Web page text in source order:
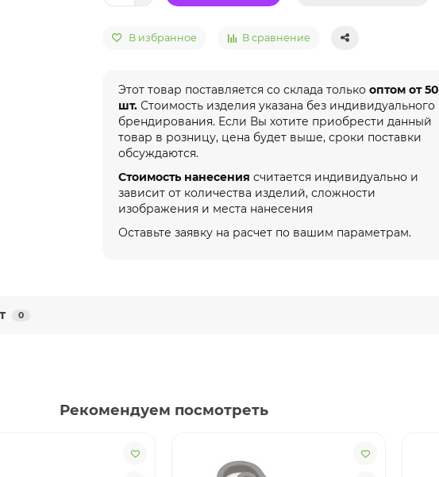
В избранное В сравнение
Этот товар поставляется со склада толькооптом от 50
шт. Стоимость изделия указана без индивидуального
брендирования. Если Вы хотите приобрести данный
товар в розницу, цена будет выше, сроки поставки
обсуждаются.
Стоимость нанесения считается индивидуально и
зависит от количества изделий, сложности
изображения и места нанесения
Оставьте заявку на расчет по вашим параметрам.
0
Рекомендуем посмотреть